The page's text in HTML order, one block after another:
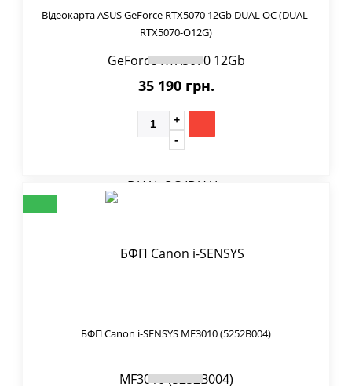
Відеокарта ASUS GeForce RTX5070 12Gb DUAL OC (DUAL-
RTX5070-O12G)
35 190 грн.
БФП Canon i-SENSYS MF3010 (5252B004)